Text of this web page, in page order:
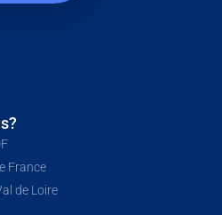
France
de Loire